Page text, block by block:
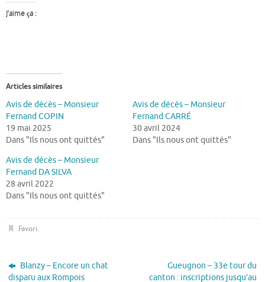
J’aime ça :
Articles similaires
Avis de décès – Monsieur
Fernand COPIN
19 mai 2025
Dans "Ils nous ont quittés"
Avis de décès – Monsieur
Fernand CARRÉ
30 avril 2024
Dans "Ils nous ont quittés"
Avis de décès – Monsieur
Fernand DA SILVA
28 avril 2022
Dans "Ils nous ont quittés"
Favori.
Blanzy – Encore un chat
disparu aux Rompois
Gueugnon – 33e tour du
canton : inscriptions jusqu’au